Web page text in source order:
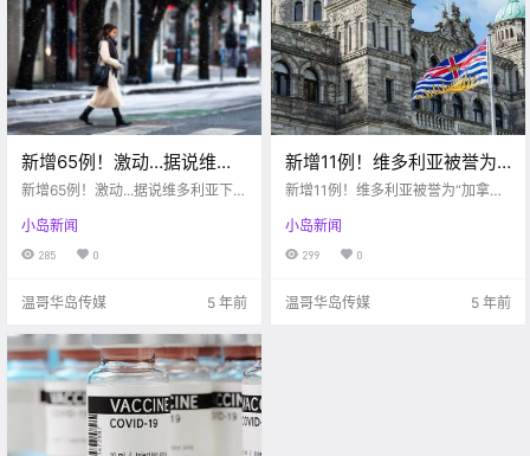
新增65例！激动…据说维多
利亚下周会下雪？！笑死，
卡！！
新增65例！激动...据说维多利亚下周
囚犯的感谢卡！！
小岛新闻
285 0
温哥华岛传媒 5 年前
新增11例！维多利亚被誉为
“加拿大最慷慨的城市”？！
请！！
新增11例！维多利亚被誉为“加拿大
周即可申请！！
小岛新闻
299 0
温哥华岛传媒 5 年前